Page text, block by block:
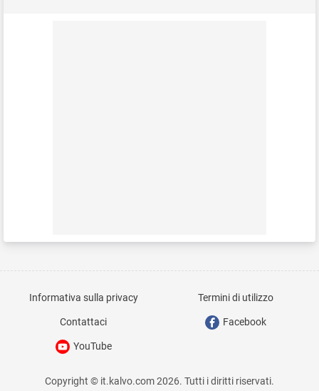
Informativa sulla privacy Termini di utilizzo
Contattaci Facebook
YouTube
Copyright © it.kalvo.com 2026. Tutti i diritti riservati.